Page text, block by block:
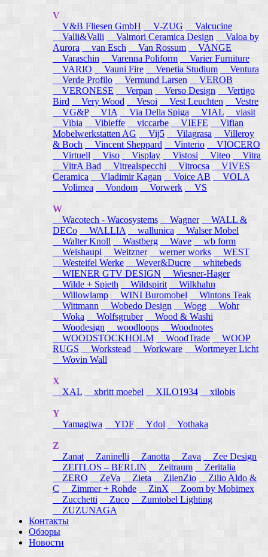
V
V&B Fliesen GmbH
V-ZUG
Valcucine
Valli&Valli
Valmori Ceramica Design
Valoa by
Aurora
van Esch Van Rossum
VANGE
Varaschin
Varenna Poliform
Varier Furniture
VARIO
Vauni Fire Venetia Studium
Ventura
Verde Profilo
Vermund Larsen
VEROB
VERONESE
Verpan Verso Design
Vertigo
Bird
Very Wood Vesoi Vest Leuchten
Vestre
VG&P
VIA Via Della Spiga VIAL
viasit
Vibia
Vibieffe viccarbe VIEFE
Vifian
Mobelwerkstatten AG
Vij5 Vilagrasa
Villeroy
& Boch
Vincent Sheppard Vinterio
VIOCERO
Virtuell
Viso Visplay Vistosi Viteo
Vitra
VitrA Bad
Vitrealspecchi Vitrocsa
VIVES
Ceramica
Vladimir Kagan Voice AB
VOLA
Volimea
Vondom Vorwerk VS
W
Wacotech - Wacosystems
Wagner
WALL &
DECo
WALLIA wallunica
Walser Mobel
Walter Knoll
Wastberg Wave
wb form
Weishaupl
Weitzner werner works
WEST
Westeifel Werke
Wever&Ducre
whitebeds
WIENER GTV DESIGN
Wiesner-Hager
Wilde + Spieth
Wildspirit
Wilkhahn
Willowlamp
WINI Buromobel
Wintons Teak
Wittmann
Wobedo Design Wogg
Wohr
Woka
Wolfsgruber
Wood & Washi
Woodesign
woodloops
Woodnotes
WOODSTOCKHOLM
WoodTrade
WOOP
RUGS
Workstead Workware
Wortmeyer Licht
Wovin Wall
X
XAL
xbritt moebel XILO1934 xilobis
Y
Yamagiwa
YDF Ydol Yothaka
Z
Zanat
Zaninelli Zanotta Zava
Zee Design
ZEITLOS – BERLIN
Zeitraum
Zeritalia
ZERO
ZeVa Zieta ZilenZio
Zilio Aldo &
C
Zimmer + Rohde ZinX
Zoom by Mobimex
Zucchetti
Zuco
Zumtobel Lighting
ZUZUNAGA
Контакты
Обзоры
Новости